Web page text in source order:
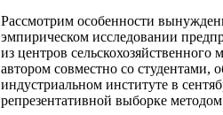
Рассмотрим особенности
эмпирическом исследовании
из центров
автором совместно со
индустриальном институте в
репрезентативной выборке